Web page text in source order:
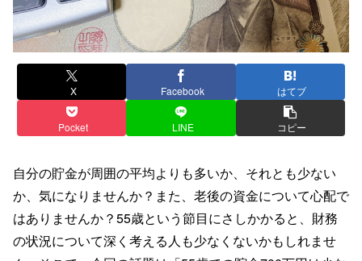
X Facebook はてブ
Pocket LINE コピー
自分の貯金が周囲の平均よりも多いか、それとも少ない
か、気になりませんか？また、老後の資金について心配で
はありませんか？55歳という節目にさしかかると、財務
の状況について深く考える人も少なくないかもしれませ